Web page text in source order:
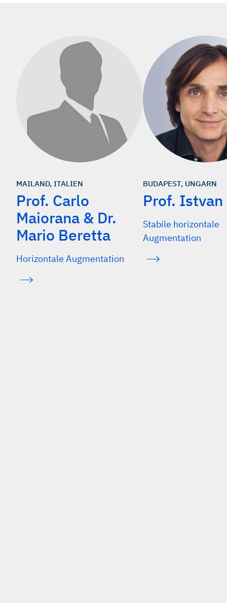
MAILAND, ITALIEN
Prof. Carlo
Maiorana & Dr.
Mario Beretta
Horizontale Augmentation
BUDAPEST, UNGARN
Prof. Istvan
Stabile horizontale
Augmentation